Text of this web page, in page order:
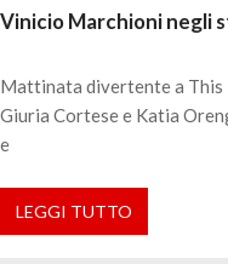
Vinicio Marchioni negli
Mattinata divertente a This
Giuria Cortese e Katia
e
LEGGI TUTTO